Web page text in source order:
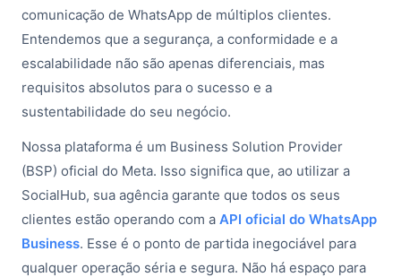
comunicação de WhatsApp de múltiplos clientes.
Entendemos que a segurança, a conformidade e a
escalabilidade não são apenas diferenciais, mas
requisitos absolutos para o sucesso e a
sustentabilidade do seu negócio.
Nossa plataforma é um Business Solution Provider
(BSP) oficial do Meta. Isso significa que, ao utilizar a
SocialHub, sua agência garante que todos os seus
clientes estão operando com a API oficial do WhatsApp
Business. Esse é o ponto de partida inegociável para
qualquer operação séria e segura. Não há espaço para